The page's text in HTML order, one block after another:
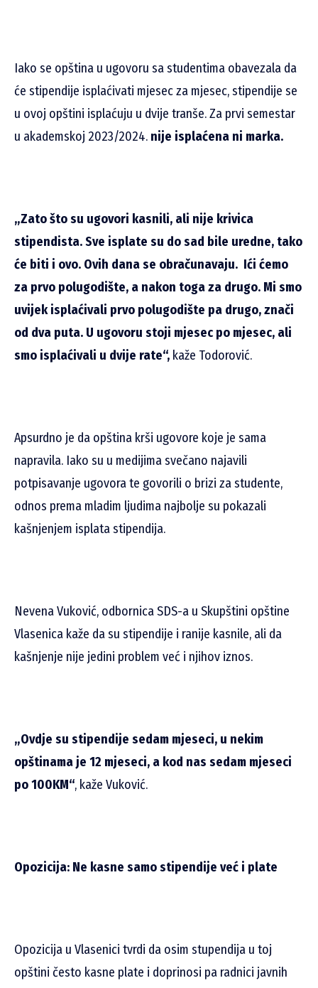
Iako se opština u ugovoru sa studentima obavezala da
će stipendije isplaćivati mjesec za mjesec, stipendije se
u ovoj opštini isplaćuju u dvije tranše. Za prvi semestar
u akademskoj 2023/2024. nije isplaćena ni marka.
„Zato što su ugovori kasnili, ali nije krivica
stipendista. Sve isplate su do sad bile uredne, tako
će biti i ovo. Ovih dana se obračunavaju. Ići ćemo
za prvo polugodište, a nakon toga za drugo. Mi smo
uvijek isplaćivali prvo polugodište pa drugo, znači
od dva puta. U ugovoru stoji mjesec po mjesec, ali
smo isplaćivali u dvije rate“, kaže Todorović.
Apsurdno je da opština krši ugovore koje je sama
napravila. Iako su u medijima svečano najavili
potpisavanje ugovora te govorili o brizi za studente,
odnos prema mladim ljudima najbolje su pokazali
kašnjenjem isplata stipendija.
Nevena Vuković, odbornica SDS-a u Skupštini opštine
Vlasenica kaže da su stipendije i ranije kasnile, ali da
kašnjenje nije jedini problem već i njihov iznos.
„Ovdje su stipendije sedam mjeseci, u nekim
opštinama je 12 mjeseci, a kod nas sedam mjeseci
po 100KM“, kaže Vuković.
Opozicija: Ne kasne samo stipendije već i plate
Opozicija u Vlasenici tvrdi da osim stupendija u toj
opštini često kasne plate i doprinosi pa radnici javnih